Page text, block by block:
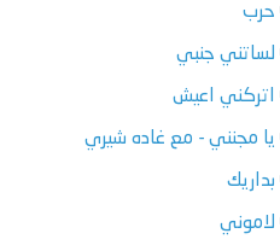
حرب
لساتني جنبي
اتركني اعيش
يا مجنني - مع غاده شيري
بداريك
لاموني